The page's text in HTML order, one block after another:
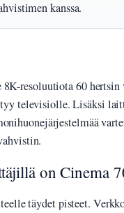
kanssa.
resoluutiota 60
televisiolle. Lisäksi
on Cinema
täydet pisteet.